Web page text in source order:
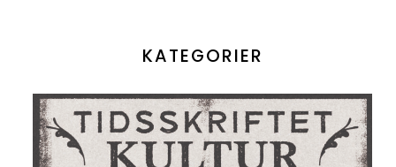
KATEGORIER